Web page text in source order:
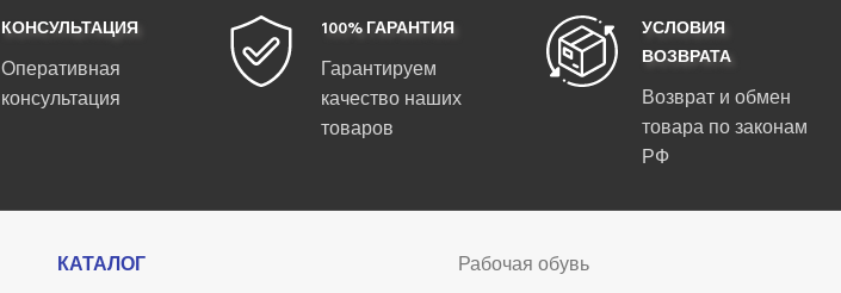
КОНСУЛЬТАЦИЯ
Оперативная
консультация
100% ГАРАНТИЯ
Гарантируем
качество наших
товаров
УСЛОВИЯ
ВОЗВРАТА
Возврат и обмен
товара по законам
РФ
КАТАЛОГ
Рабочая обувь